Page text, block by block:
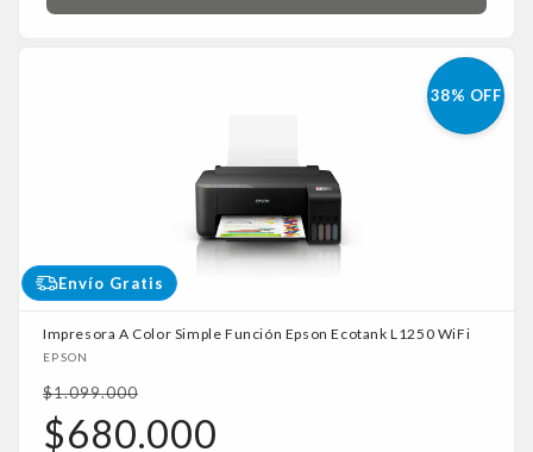
38% OFF
Envío Gratis
Impresora A Color Simple Función Epson Ecotank L1250 WiFi
Proveedor:
EPSON
Precio
habitual
$1.099.000
Precio
$680.000